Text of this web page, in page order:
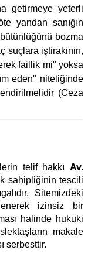
getirmeye yeterli
yandan sanığın
bozma
suçlara iştirakinin,
faillik mi" yoksa
eden" niteliğinde
(Ceza
telif hakkı Av.
sahipliğinin tescili
Sitemizdeki
izinsiz bir
halinde hukuki
makale
serbesttir.